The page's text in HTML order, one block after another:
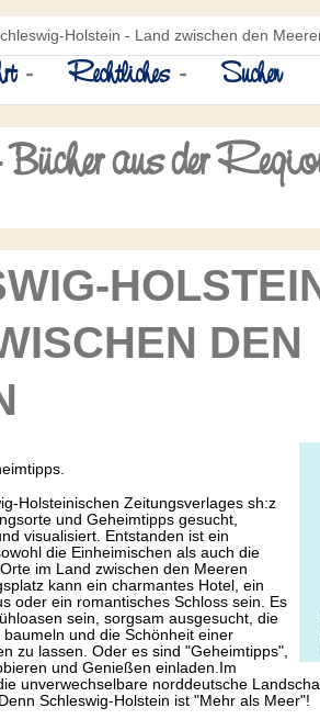
Holstein - Land zwischen den
- Rechtliches - Suchen
aus der
DEN
Holsteinischen Zeitungsverlages sh:z
und Geheimtipps gesucht,
visualisiert. Entstanden ist ein
die Einheimischen als auch die
im Land zwischen den Meeren
kann ein charmantes Hotel, ein
oder ein romantisches Schloss sein. Es
sein, sorgsam ausgesucht, die
und die Schönheit einer
zu lassen. Oder es sind "Geheimtipps",
und Genießen einladen.Im
unverwechselbare norddeutsche
Schleswig-Holstein ist "Mehr als Meer"!